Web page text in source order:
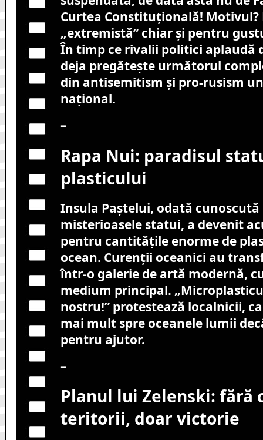
Curtea Constituțională! Motivul?
„extremistă” chiar și pentru
În timp ce rivalii politici aplaudă
deja pregătește următorul
din antisemitism și pro-rusism
național.
–
Rapa Nui: paradisul
plasticului
Insula Paștelui, odată
misterioasele statui, a devenit
pentru cantitățile enorme de
ocean. Curenții oceanici au
într-o galerie de artă modernă,
medium principal.
nostru!” protestează localnicii,
mai mult spre oceanele lumii
pentru ajutor.
–
Planul lui Zelenski: fără
teritorii, doar victorie